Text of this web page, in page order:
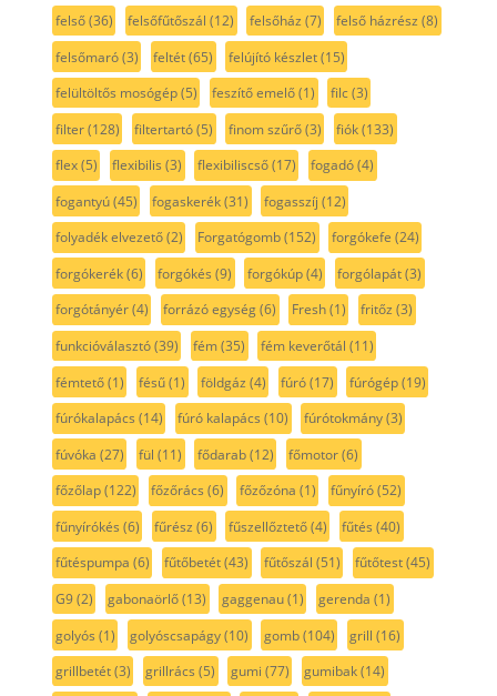
felső(36) felsőfűtőszál (12) felsőház (7) felső házrész (8)
felsőmaró(3) feltét(65) felújító készlet(15)
felültöltős mosógép(5) feszítő emelő(1) filc(3)
filter(128) filtertartó(5) finom szűrő(3) fiók(133)
flex(5) flexibilis (3) flexibiliscső(17) fogadó(4)
fogantyú(45) fogaskerék(31) fogasszíj (12)
folyadék elvezető(2) Forgatógomb(152) forgókefe (24)
forgókerék(6) forgókés (9) forgókúp(4) forgólapát(3)
forgótányér(4) forrázó egység(6) Fresh(1) fritőz (3)
funkcióválasztó(39) fém(35) fém keverőtál (11)
fémtető(1) fésű(1) földgáz (4) fúró(17) fúrógép(19)
fúrókalapács (14) fúró kalapács (10) fúrótokmány(3)
fúvóka (27) fül (11) fődarab(12) főmotor(6)
főzőlap(122) főzőrács (6) főzőzóna (1) fűnyíró(52)
fűnyírókés (6) fűrész (6) fűszellőztető(4) fűtés (40)
fűtéspumpa (6) fűtőbetét(43) fűtőszál (51) fűtőtest(45)
G9(2) gabonaörlő(13) gaggenau(1) gerenda (1)
golyós (1) golyóscsapágy(10) gomb(104) grill (16)
grillbetét(3) grillrács (5) gumi (77) gumibak(14)